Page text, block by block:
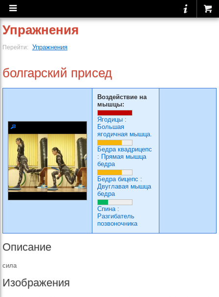
Упражнения
Перейти: Упражнения
болгарский присед
Воздействие на
мышцы:
Ягодицы :
Большая
ягодичная мышца.
Бедра квадрицепс
: Прямая мышца
бедра
Бедра бицепс :
Двуглавая мышца
бедра
Спина:
Разгибатель
позвоночника
Описание
сила
Изображения